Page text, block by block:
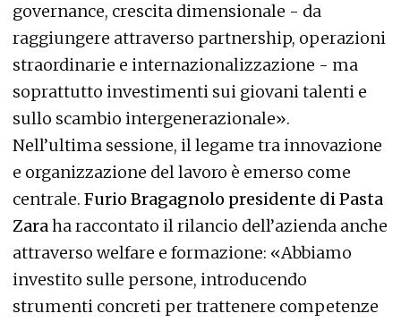
governance, crescita dimensionale - da
raggiungere attraverso partnership, operazioni
straordinarie e internazionalizzazione - ma
soprattutto investimenti sui giovani talenti e
sullo scambio intergenerazionale».
Nell’ultima sessione, il legame tra innovazione
e organizzazione del lavoro è emerso come
centrale. Furio Bragagnolo presidente di Pasta
Zaraha raccontato il rilancio dell’azienda anche
attraverso welfare e formazione: «Abbiamo
investito sulle persone, introducendo
strumenti concreti per trattenere competenze